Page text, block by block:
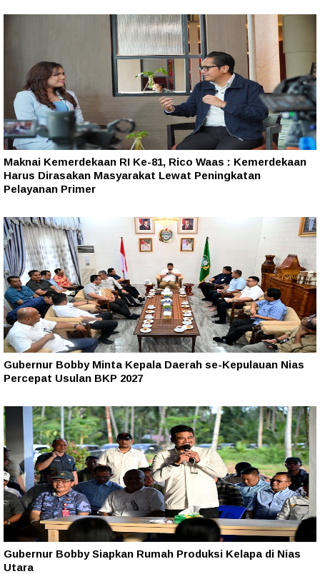
Maknai Kemerdekaan RI Ke-81, Rico Waas : Kemerdekaan
Harus Dirasakan Masyarakat Lewat Peningkatan
Pelayanan Primer
Gubernur Bobby Minta Kepala Daerah se-Kepulauan Nias
Percepat Usulan BKP 2027
Gubernur Bobby Siapkan Rumah Produksi Kelapa di Nias
Utara